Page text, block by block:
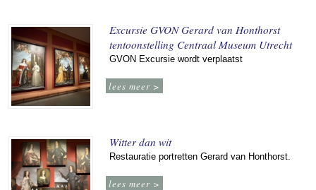
Excursie GVON Gerard van Honthorst
tentoonstelling Centraal Museum Utrecht
GVON Excursie wordt verplaatst
lees meer >
Witter dan wit
Restauratie portretten Gerard van Honthorst.
lees meer >